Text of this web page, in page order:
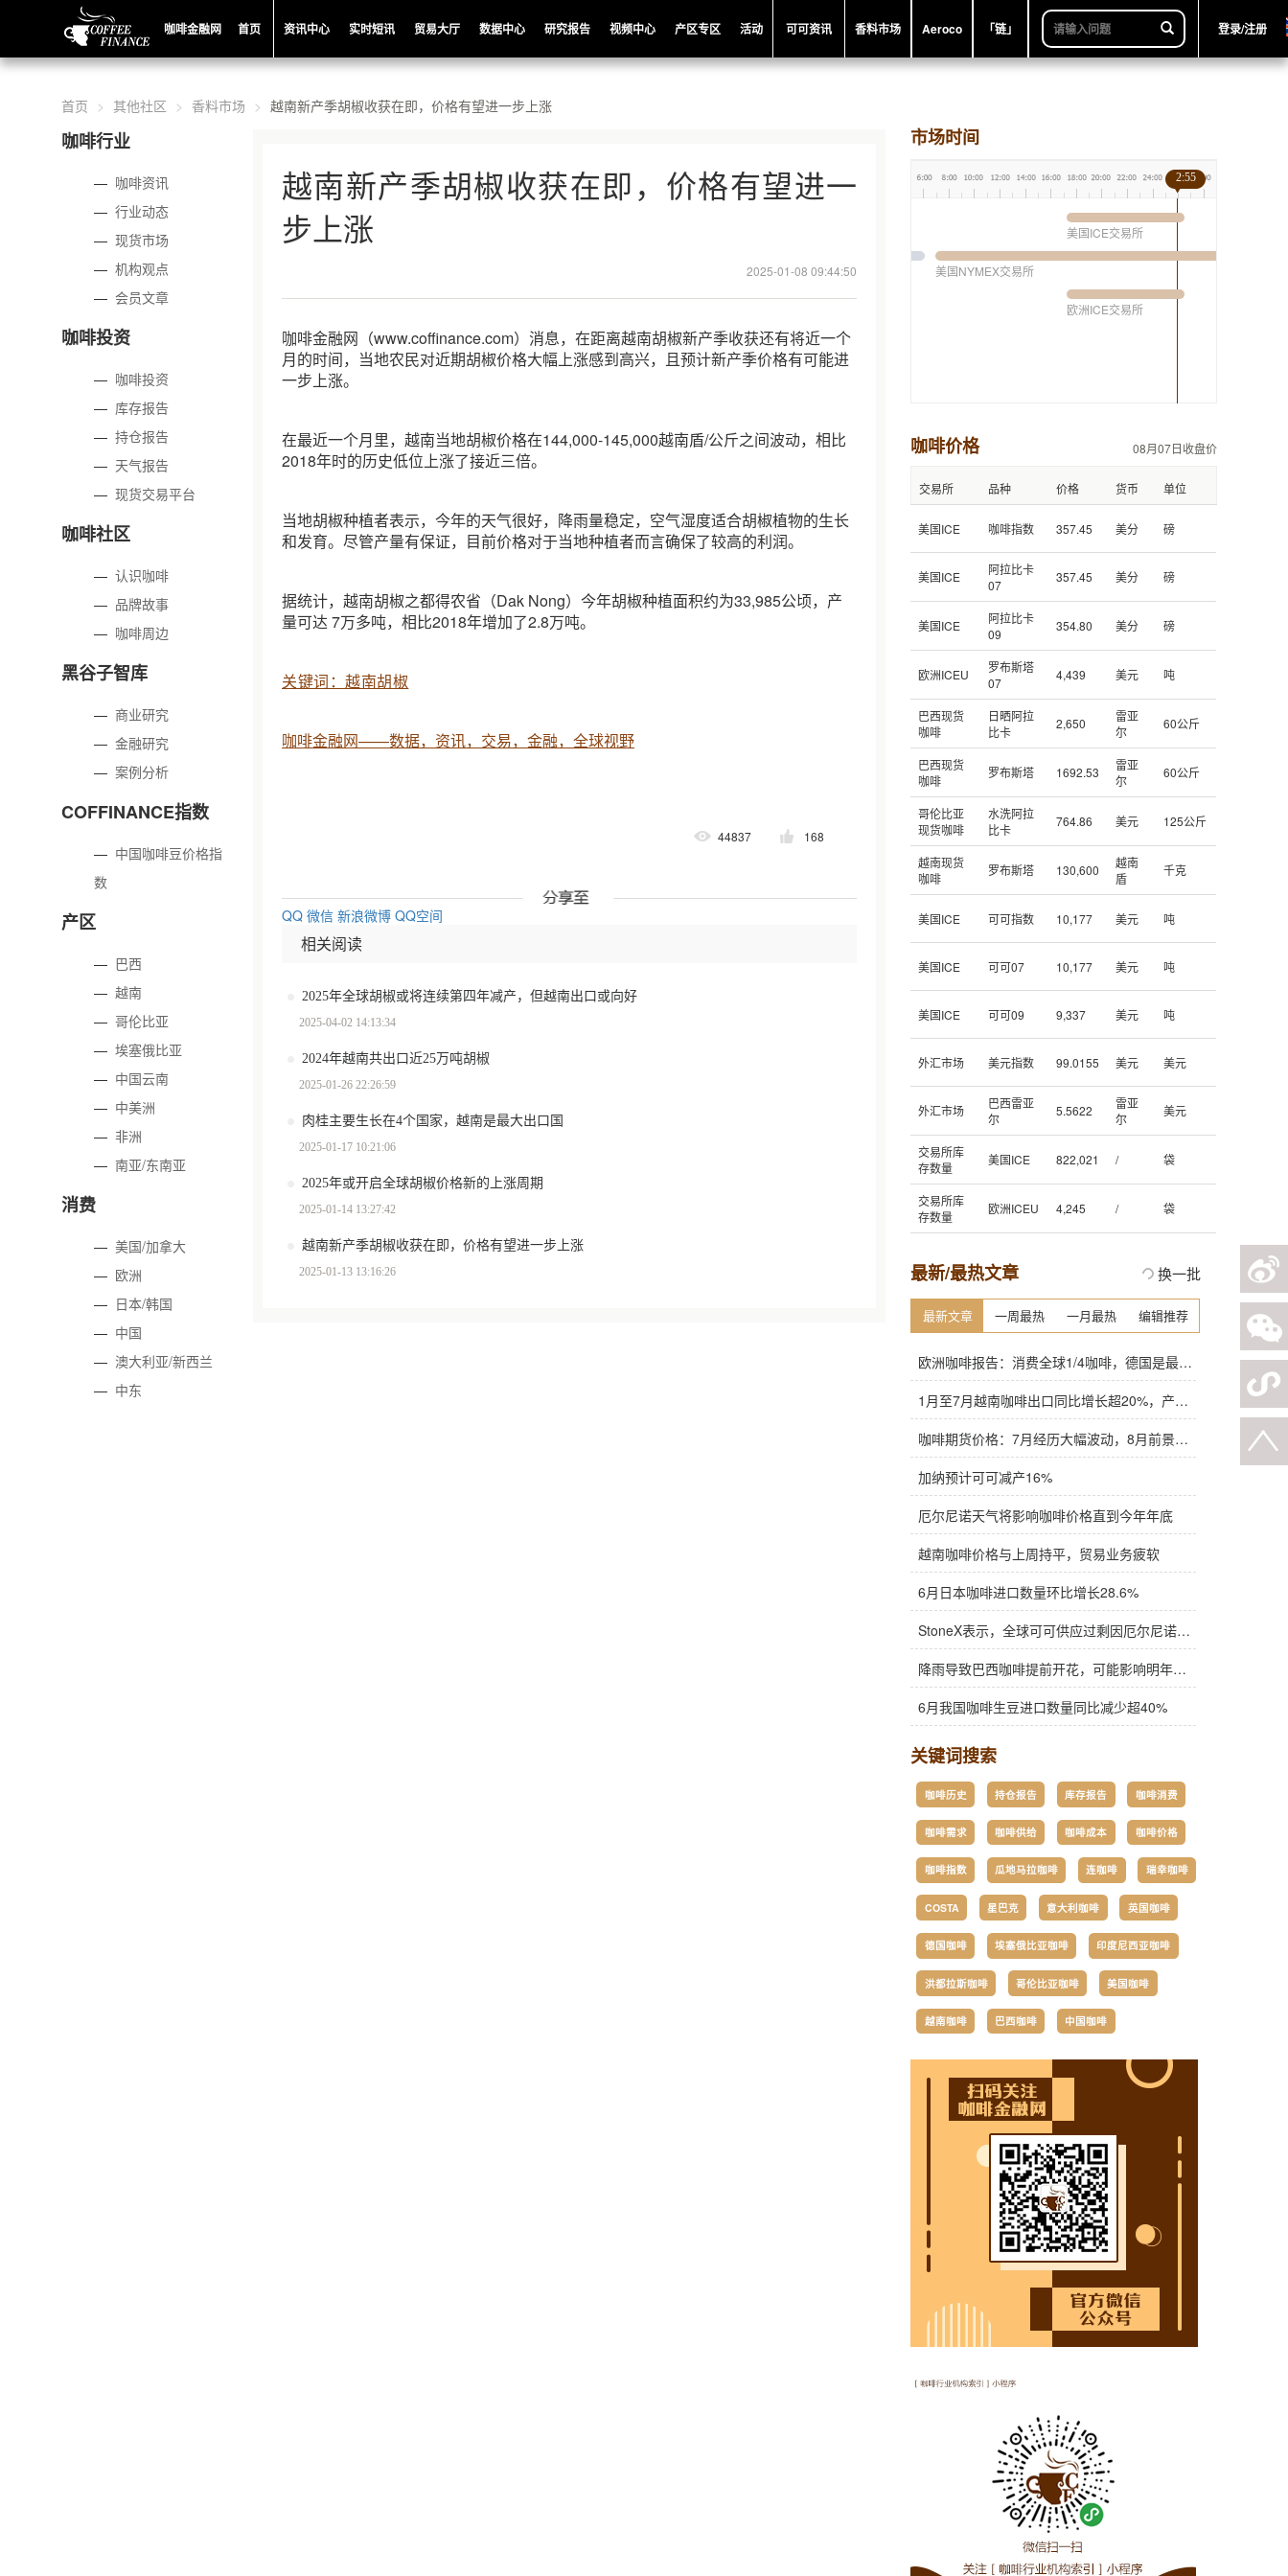
咖啡金融网 首页 资讯中心 实时短讯 贸易大厅 数据中心 研究报告 视频中心 产区专区 活动 可可资讯 香料市场 Aeroco 「链」 登录/注册
首页 其他社区 香料市场 越南新产季胡椒收获在即，价格有望进一步上涨
咖啡行业
— 咖啡资讯
—行业动态
—现货市场
—机构观点
—会员文章
咖啡投资
— 咖啡投资
— 库存报告
—持仓报告
— 天气报告
—现货交易平台
咖啡社区
—认识咖啡
— 品牌故事
— 咖啡周边
黑谷子智库
— 商业研究
—金融研究
—案例分析
COFFINANCE指数
— 中国咖啡豆价格指
数
产区
— 巴西
—越南
—哥伦比亚
—埃塞俄比亚
— 中国云南
— 中美洲
—非洲
—南亚/东南亚
消费
—美国/加拿大
— 欧洲
— 日本/韩国
— 中国
— 澳大利亚/新西兰
— 中东
越南新产季胡椒收获在即，价格有望进一
步上涨
2025-01-08 09:44:50
咖啡金融网（www.coffinance.com）消息，在距离越南胡椒新产季收获还有将近一个
月的时间，当地农民对近期胡椒价格大幅上涨感到高兴，且预计新产季价格有可能进
一步上涨。
在最近一个月里，越南当地胡椒价格在144,000-145,000越南盾/公斤之间波动，相比
2018年时的历史低位上涨了接近三倍。
当地胡椒种植者表示，今年的天气很好，降雨量稳定，空气湿度适合胡椒植物的生长
和发育。尽管产量有保证，目前价格对于当地种植者而言确保了较高的利润。
据统计，越南胡椒之都得农省（Dak Nong）今年胡椒种植面积约为33,985公顷，产
量可达 7万多吨，相比2018年增加了2.8万吨。
关键词：越南胡椒
咖啡金融网——数据，资讯，交易，金融，全球视野
44837 168
QQ 微信 新浪微博 QQ空间
相关阅读
2025年全球胡椒或将连续第四年减产，但越南出口或向好
2025-04-02 14:13:34
2024年越南共出口近25万吨胡椒
2025-01-26 22:26:59
肉桂主要生长在4个国家，越南是最大出口国
2025-01-17 10:21:06
2025年或开启全球胡椒价格新的上涨周期
2025-01-14 13:27:42
越南新产季胡椒收获在即，价格有望进一步上涨
2025-01-13 13:16:26
市场时间
美国ICE交易所
美国NYMEX交易所
欧洲ICE交易所
2:55
咖啡价格 08月07日收盘价
交易所 品种 价格 货币 单位
美国ICE 咖啡指数 357.45 美分 磅
美国ICE
阿拉比卡
07
357.45 美分 磅
美国ICE
阿拉比卡
09
354.80 美分 磅
欧洲ICEU
罗布斯塔
07
4,439 美元 吨
巴西现货
咖啡
日晒阿拉
比卡
2,650
雷亚
尔
60公斤
巴西现货
咖啡
罗布斯塔 1692.53
雷亚
尔
60公斤
哥伦比亚
现货咖啡
水洗阿拉
比卡
764.86 美元 125公斤
越南现货
咖啡
罗布斯塔 130,600
越南
盾
千克
美国ICE 可可指数 10,177 美元 吨
美国ICE 可可07 10,177 美元 吨
美国ICE 可可09 9,337 美元 吨
外汇市场 美元指数 99.0155 美元 美元
外汇市场
巴西雷亚
尔
5.5622
雷亚
尔
美元
交易所库
存数量
美国ICE 822,021 / 袋
交易所库
存数量
欧洲ICEU 4,245 / 袋
最新/最热文章 换一批
最新文章 一周最热 一月最热 编辑推荐
欧洲咖啡报告：消费全球1/4咖啡，德国是最大进口国，意大利在烘焙咖啡生产中领先
1月至7月越南咖啡出口同比增长超20%，产量也将是过去四年来最高
咖啡期货价格：7月经历大幅波动，8月前景依旧不明朗
加纳预计可可减产16%
厄尔尼诺天气将影响咖啡价格直到今年年底
越南咖啡价格与上周持平，贸易业务疲软
6月日本咖啡进口数量环比增长28.6%
StoneX表示，全球可可供应过剩因厄尔尼诺而萎缩
降雨导致巴西咖啡提前开花，可能影响明年产量，造成近期价格波动极不稳定
6月我国咖啡生豆进口数量同比减少超40%
关键词搜索
咖啡历史 持仓报告 库存报告 咖啡消费
咖啡需求 咖啡供给 咖啡成本 咖啡价格
咖啡指数 瓜地马拉咖啡 连咖啡 瑞幸咖啡
COSTA 星巴克 意大利咖啡 英国咖啡
德国咖啡 埃塞俄比亚咖啡 印度尼西亚咖啡
洪都拉斯咖啡 哥伦比亚咖啡 美国咖啡
越南咖啡 巴西咖啡 中国咖啡